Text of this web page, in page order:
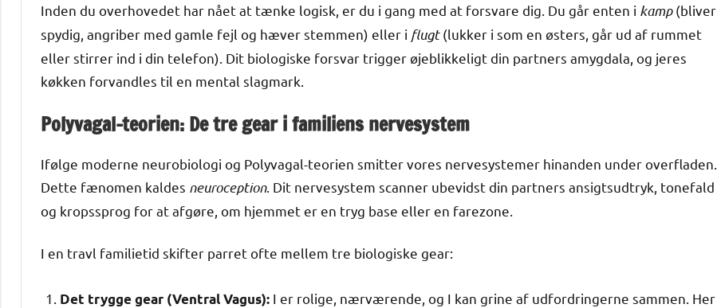
Inden du overhovedet har nået at tænke logisk, er du i gang med at forsvare dig. Du går enten i kamp(bliver
spydig, angriber med gamle fejl og hæver stemmen) eller i flugt(lukker i som en østers, går ud af rummet
eller stirrer ind i din telefon). Dit biologiske forsvar trigger øjeblikkeligt din partners amygdala, og jeres
køkken forvandles til en mental slagmark.
Polyvagal-teorien: De tre gear i familiens nervesystem
Ifølge moderne neurobiologi og Polyvagal-teorien smitter vores nervesystemer hinanden under overfladen.
Dette fænomen kaldes neuroception. Dit nervesystem scanner ubevidst din partners ansigtsudtryk, tonefald
og kropssprog for at afgøre, om hjemmet er en tryg base eller en farezone.
I en travl familietid skifter parret ofte mellem tre biologiske gear:
Det trygge gear (Ventral Vagus): I er rolige, nærværende, og I kan grine af udfordringerne sammen. Her